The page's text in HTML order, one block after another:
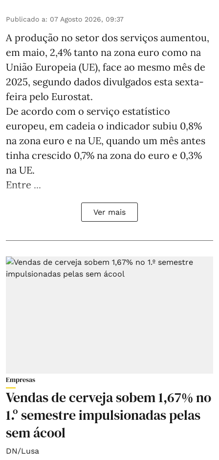
Publicado a: 07 Agosto 2026, 09:37
A produção no setor dos serviços aumentou,
em maio, 2,4% tanto na zona euro como na
União Europeia (UE), face ao mesmo mês de
2025, segundo dados divulgados esta sexta-
feira pelo Eurostat.
De acordo com o serviço estatístico
europeu, em cadeia o indicador subiu 0,8%
na zona euro e na UE, quando um mês antes
tinha crescido 0,7% na zona do euro e 0,3%
na UE.
Entre ...
Ver mais
Empresas
Vendas de cerveja sobem 1,67% no
1.º semestre impulsionadas pelas
sem ácool
DN/Lusa